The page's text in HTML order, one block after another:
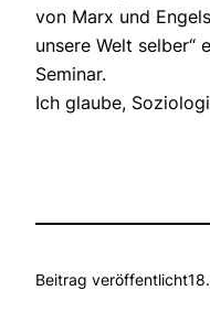
von Marx und
unsere Welt selber“
Seminar.
Ich glaube,
Beitrag veröffentlicht